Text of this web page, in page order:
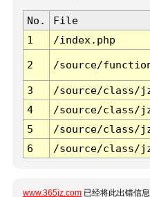
No. File
1
/index.php
2 /source/
3 /source/class/
4
/source/class/
5
/source/class/
6
/source/class/
www.365jz.com 已经将此出错信